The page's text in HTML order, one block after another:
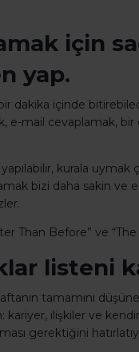
için
yap.
dakika içinde
e-mail cevaplamak,
yapılabilir, kurala
bizi daha sakin ve
Than Before” ve “The
listeni
tamamını
kariyer, ilişkiler ve
gerektiğini